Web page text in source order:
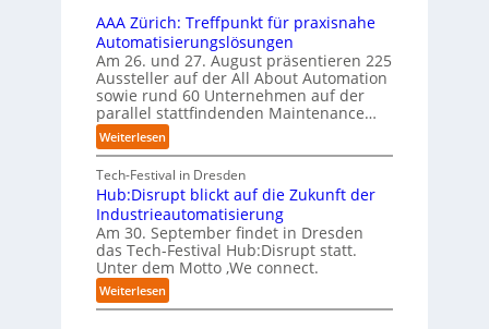
a
t
z
1
7
v
e
r
E
d
g
e
-
I
n
t
e
l
l
i
g
e
m
e
n
t
i
e
r
u
n
g
a
n
“
t
S
t
e
f
a
n
S
h
w
a
b
z
u
m
C
t
e
r
n
e
h
m
e
n
w
o
l
l
e
n
R
AAA Zürich: Treffpunkt für praxisnahe
Automatisierungslösungen
Am 26. und 27. August präsentieren 225
Aussteller auf der All About Automation
sowie rund 60 Unternehmen auf der
parallel stattfindenden Maintenance…
Weiterlesen:
A
A
A
Z
ü
r
i
c
h
Tech-Festival in Dresden
Hub:Disrupt blickt auf die Zukunft der
Industrieautomatisierung
Am 30. September findet in Dresden
das Tech-Festival Hub:Disrupt statt.
Unter dem Motto ‚We connect.
Weiterlesen:
H